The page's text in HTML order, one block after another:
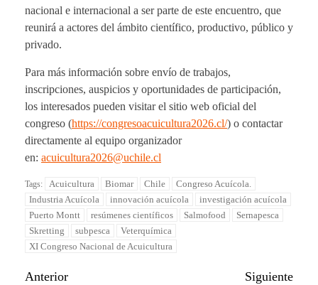
nacional e internacional a ser parte de este encuentro, que
reunirá a actores del ámbito científico, productivo, público y
privado.
Para más información sobre envío de trabajos,
inscripciones, auspicios y oportunidades de participación,
los interesados pueden visitar el sitio web oficial del
congreso (https://congresoacuicultura2026.cl/) o contactar
directamente al equipo organizador
en: acuicultura2026@uchile.cl
Tags: Acuicultura Biomar Chile
Congreso Acuícola.
Industria Acuícola
innovación acuícola
investigación acuícola
Puerto Montt
resúmenes científicos Salmofood
Sernapesca
Skretting
subpesca
Veterquímica
XI Congreso Nacional de Acuicultura
Anterior
Siguiente